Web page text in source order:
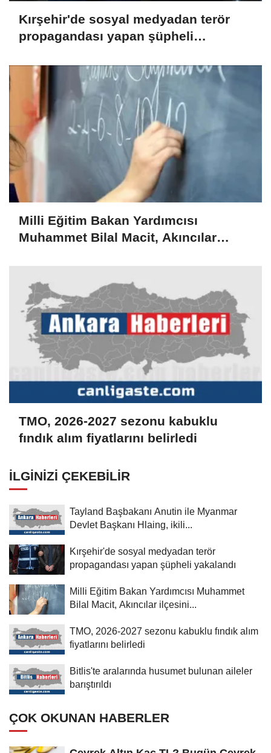
Kırşehir'de sosyal medyadan terör
propagandası yapan şüpheli
Milli Eğitim Bakan Yardımcısı
Muhammet Bilal Macit, Akıncılar
TMO, 2026-2027 sezonu kabuklu
fındık alım fiyatlarını belirledi
İLGINIZI ÇEKEBILIR
Tayland Başbakanı Anutin ile Myanmar
Devlet Başkanı Hlaing, ikili...
Kırşehir'de sosyal medyadan terör
propagandası yapan şüpheli yakalandı
Milli Eğitim Bakan Yardımcısı Muhammet
Bilal Macit, Akıncılar ilçesini...
TMO, 2026-2027 sezonu kabuklu fındık alım
fiyatlarını belirledi
Bitlis'te aralarında husumet bulunan aileler
barıştırıldı
ÇOK OKUNAN HABERLER